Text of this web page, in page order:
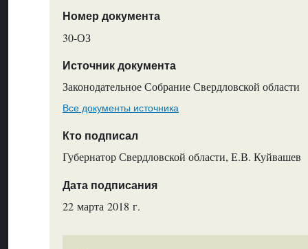
Номер документа
30-ОЗ
Источник документа
Законодательное Собрание Свердловской области
Все документы источника
Кто подписал
Губернатор Свердловской области, Е.В. Куйвашев
Дата подписания
22 марта 2018 г.